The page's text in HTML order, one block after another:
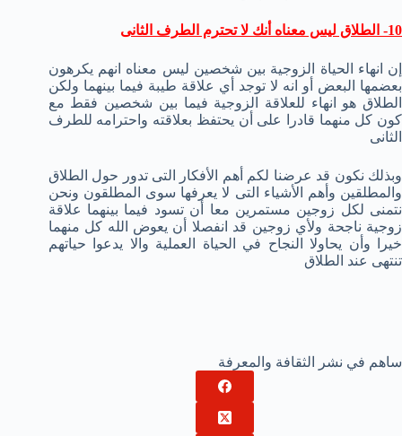
10- الطلاق ليس معناه أنك لا تحترم الطرف الثانى
إن انهاء الحياة الزوجية بين شخصين ليس معناه انهم يكرهون
بعضمها البعض أو انه لا توجد أي علاقة طيبة فيما بينهما ولكن
الطلاق هو انهاء للعلاقة الزوجية فيما بين شخصين فقط مع
كون كل منهما قادرا على أن يحتفظ بعلاقته واحترامه للطرف
الثانى
وبذلك نكون قد عرضنا لكم أهم الأفكار التى تدور حول الطلاق
والمطلقين وأهم الأشياء التى لا يعرفها سوى المطلقون ونحن
نتمنى لكل زوجين مستمرين معا أن تسود فيما بينهما علاقة
زوجية ناجحة ولأي زوجين قد انفصلا أن يعوض الله كل منهما
خيرا وأن يحاولا النجاح في الحياة العملية والا يدعوا حياتهم
تنتهى عند الطلاق
ساهم في نشر الثقافة والمعرفة